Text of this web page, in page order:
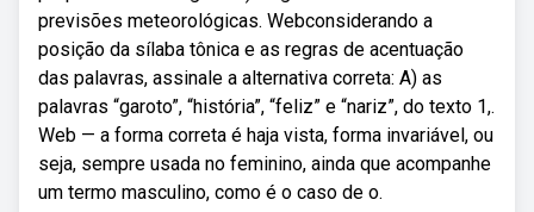
previsões meteorológicas. Webconsiderando a
posição da sílaba tônica e as regras de acentuação
das palavras, assinale a alternativa correta: A) as
palavras “garoto”, “história”, “feliz” e “nariz”, do texto 1,.
Web — a forma correta é haja vista, forma invariável, ou
seja, sempre usada no feminino, ainda que acompanhe
um termo masculino, como é o caso de o.